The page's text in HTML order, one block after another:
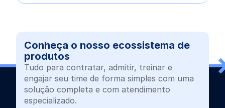
Conheça o nosso ecossistema de
produtos
Tudo para contratar, admitir, treinar e
engajar seu time de forma simples com uma
solução completa e com atendimento
especializado.